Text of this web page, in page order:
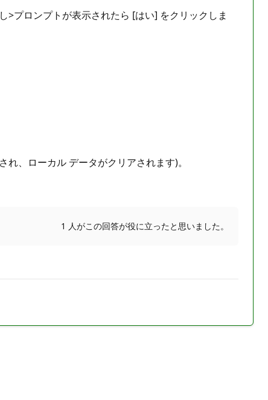
プロンプトが表示されたら [はい] をクリックしま
、ローカル データがクリアされます)。
1 人がこの回答が役に立ったと思いました。